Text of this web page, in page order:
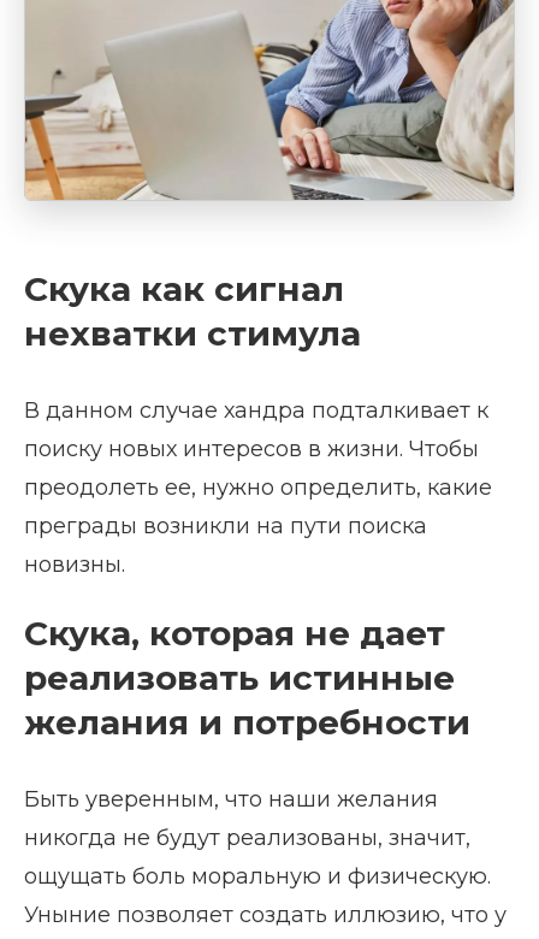
Скука как сигнал
нехватки стимула
В данном случае хандра подталкивает к
поиску новых интересов в жизни. Чтобы
преодолеть ее, нужно определить, какие
преграды возникли на пути поиска
новизны.
Скука, которая не дает
реализовать истинные
желания и потребности
Быть уверенным, что наши желания
никогда не будут реализованы, значит,
ощущать боль моральную и физическую.
Уныние позволяет создать иллюзию, что у